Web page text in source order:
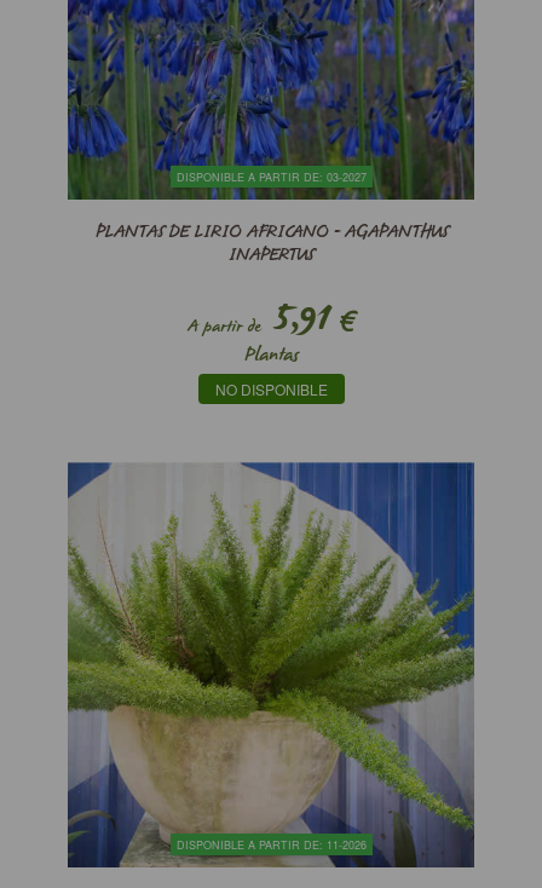
DISPONIBLE A PARTIR DE: 03-2027
PLANTAS DE LIRIO AFRICANO - AGAPANTHUS
INAPERTUS
A partir de5,91€
Plantas
NO DISPONIBLE
DISPONIBLE A PARTIR DE: 11-2026